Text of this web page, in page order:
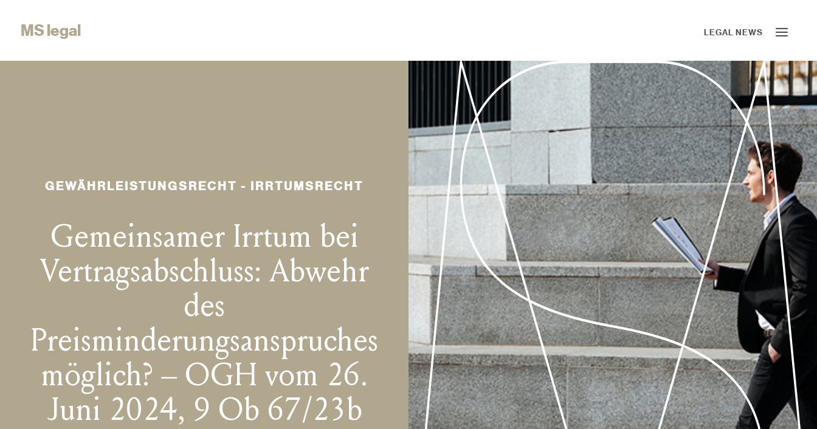
MS legal LEGAL NEWS
GEWÄHRLEISTUNGSRECHT - IRRTUMSRECHT
Gemeinsamer Irrtum bei
Vertragsabschluss: Abwehr
des
Preisminderungsanspruches
möglich? – OGH vom 26.
Juni 2024, 9 Ob 67/23b